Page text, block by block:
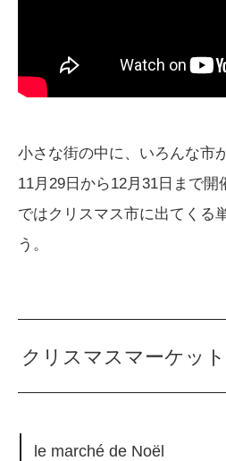
小さな街の中に、いろんな市
11月29日から12月31日まで
ではクリスマス市に出てくる
う。
クリスマスマーケッ
le marché de Noël